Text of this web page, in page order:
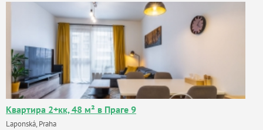
Квартира 2+кк, 48 м² в Праге 9
Laponská, Praha